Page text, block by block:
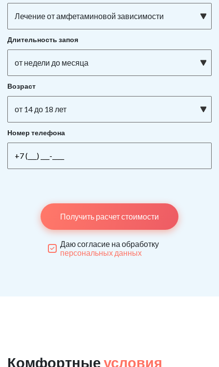
Лечение от амфетаминовой зависимости
Длительность запоя
от недели до месяца
Возраст
от 14 до 18 лет
Номер телефона
Получить расчет стоимости
Даю согласие на обработку
персональных данных
Комфортные условия